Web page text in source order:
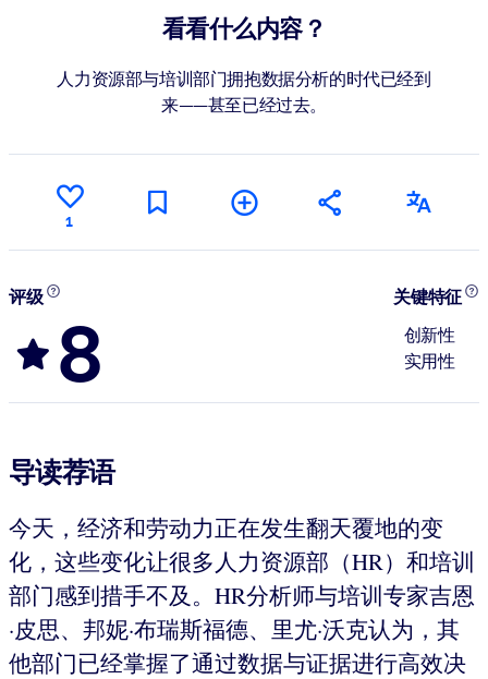
看看什么内容？
人力资源部与培训部门拥抱数据分析的时代已经到
来——甚至已经过去。
1
评级
8
关键特征
创新性
实用性
导读荐语
今天，经济和劳动力正在发生翻天覆地的变
化，这些变化让很多人力资源部（HR）和培训
部门感到措手不及。HR分析师与培训专家吉恩
·皮思、邦妮·布瑞斯福德、里尤·沃克认为，其
他部门已经掌握了通过数据与证据进行高效决